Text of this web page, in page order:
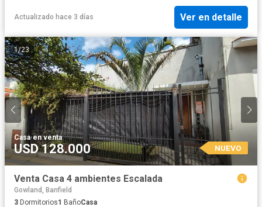
Actualizado hace 3 días Ver en detalle
1/23
Casa·en venta
USD 128.000 NUEVO
Venta Casa 4 ambientes Escalada
Gowland, Banfield
3 Dormitorios1 BañoCasa